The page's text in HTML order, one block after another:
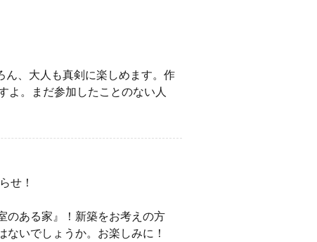
ん、大人も真剣に楽しめます。作
よ。まだ参加したことのない人
せ！
のある家』！新築をお考えの方
いでしょうか。お楽しみに！